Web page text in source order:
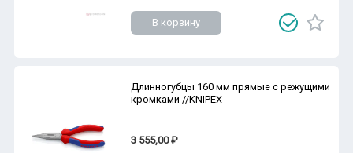
В корзину
Длинногубцы 160 мм прямые с режущими
кромками //KNIPEX
3 555,00 ₽